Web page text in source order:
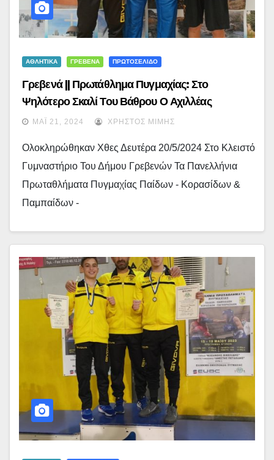
ΑΘΛΗΤΙΚΑ ΓΡΕΒΕΝΑ ΠΡΩΤΟΣΕΛΙΔΟ
Γρεβενά || Πρωτάθλημα Πυγμαχίας: Στο
Ψηλότερο Σκαλί Του Βάθρου Ο Αχιλλέας
Τσεπίδης! Πανάξια Δεύτερος Ο Σίμος Αθανάσιος!
ΜΆΙ 21, 2024 ΧΡΉΣΤΟΣ ΜΊΜΗΣ
Ολοκληρώθηκαν Χθες Δευτέρα 20/5/2024 Στο Κλειστό
Γυμναστήριο Του Δήμου Γρεβενών Τα Πανελλήνια
Πρωταθλήματα Πυγμαχίας Παίδων - Κορασίδων &
Παμπαίδων -